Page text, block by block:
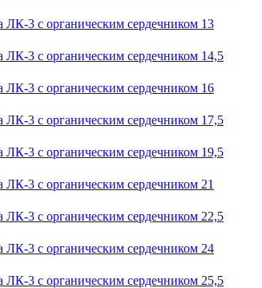
3 с органическим сердечником 13
3 с органическим сердечником 14,5
3 с органическим сердечником 16
3 с органическим сердечником 17,5
3 с органическим сердечником 19,5
3 с органическим сердечником 21
3 с органическим сердечником 22,5
3 с органическим сердечником 24
3 с органическим сердечником 25,5